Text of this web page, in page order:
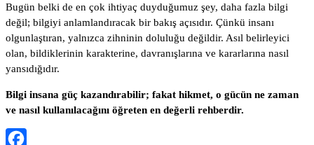
Bugün belki de en çok ihtiyaç duyduğumuz şey, daha fazla bilgi
değil; bilgiyi anlamlandıracak bir bakış açısıdır. Çünkü insanı
olgunlaştıran, yalnızca zihninin doluluğu değildir. Asıl belirleyici
olan, bildiklerinin karakterine, davranışlarına ve kararlarına nasıl
yansıdığıdır.
Bilgi insana güç kazandırabilir; fakat hikmet, o gücün ne zaman
ve nasıl kullanılacağını öğreten en değerli rehberdir.